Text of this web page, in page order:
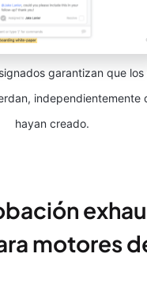
garantizan que los
independientemente
hayan creado.
motores